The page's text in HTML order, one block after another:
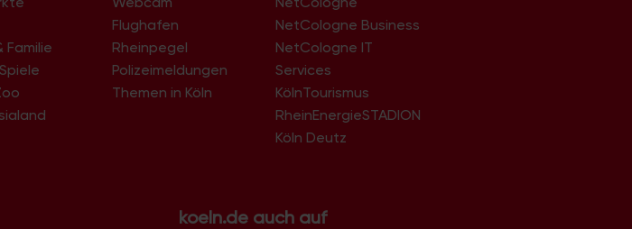
Familie
Flughafen
Rheinpegel
Polizeimeldungen
Themen in Köln
NetCologne Business
NetCologne IT
Services
KölnTourismus
RheinEnergieSTADION
Köln Deutz
koeln.de auch auf